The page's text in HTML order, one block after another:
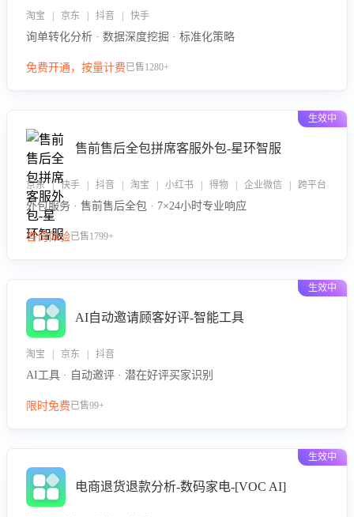
淘宝 | 京东 | 抖音 | 快手
询单转化分析 · 数据深度挖掘 · 标准化策略
免费开通，按量计费已售1280+
生效中
售前售后全包拼席客服外包-星环智服
京东 | 快手 | 抖音 | 淘宝 | 小红书 | 得物 | 企业微信 | 跨平台
外包服务 · 售前售后全包 · 7×24小时专业响应
咨询体验已售1799+
生效中
AI自动邀请顾客好评-智能工具
淘宝 | 京东 | 抖音
AI工具 · 自动邀评 · 潜在好评买家识别
限时免费已售99+
生效中
电商退货退款分析-数码家电-[VOC AI]